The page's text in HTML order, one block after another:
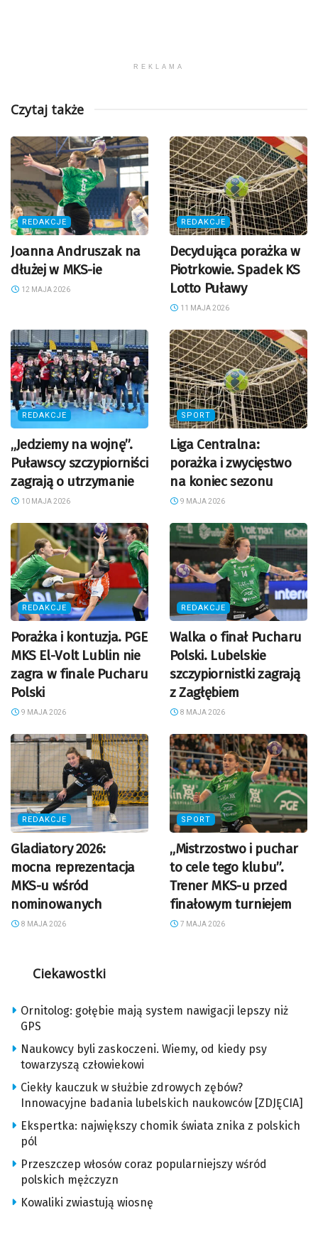
REKLAMA
Czytaj także
REDAKCJE
Joanna Andruszak na
dłużej w MKS-ie
12 MAJA 2026
REDAKCJE
Decydująca porażka w
Piotrkowie. Spadek KS
Lotto Puławy
11 MAJA 2026
REDAKCJE
„Jedziemy na wojnę”.
Puławscy szczypiorniści
zagrają o utrzymanie
10 MAJA 2026
SPORT
Liga Centralna:
porażka i zwycięstwo
na koniec sezonu
9 MAJA 2026
REDAKCJE
Porażka i kontuzja. PGE
MKS El-Volt Lublin nie
zagra w finale Pucharu
Polski
9 MAJA 2026
REDAKCJE
Walka o finał Pucharu
Polski. Lubelskie
szczypiornistki zagrają
z Zagłębiem
8 MAJA 2026
REDAKCJE
Gladiatory 2026:
mocna reprezentacja
MKS-u wśród
nominowanych
8 MAJA 2026
SPORT
„Mistrzostwo i puchar
to cele tego klubu”.
Trener MKS-u przed
finałowym turniejem
7 MAJA 2026
Ciekawostki
Ornitolog: gołębie mają system nawigacji lepszy niż
GPS
Naukowcy byli zaskoczeni. Wiemy, od kiedy psy
towarzyszą człowiekowi
Ciekły kauczuk w służbie zdrowych zębów?
Innowacyjne badania lubelskich naukowców [ZDJĘCIA]
Ekspertka: największy chomik świata znika z polskich
pól
Przeszczep włosów coraz popularniejszy wśród
polskich mężczyzn
Kowaliki zwiastują wiosnę